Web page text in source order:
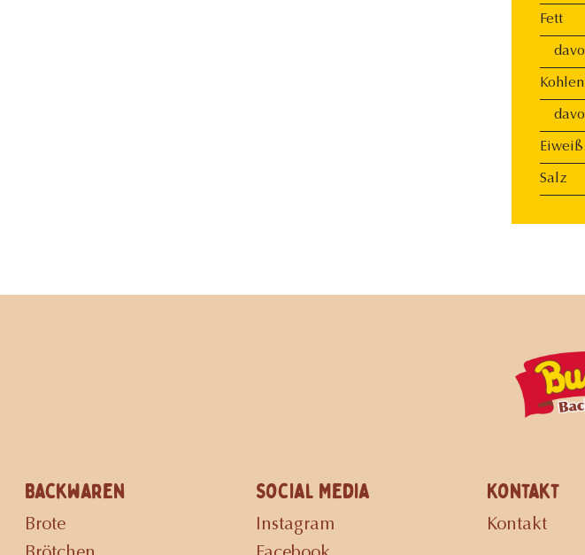
Fett
Eiweiß
Salz
Backwaren
Brote
Social Media
Instagram
Kontakt
Kontakt